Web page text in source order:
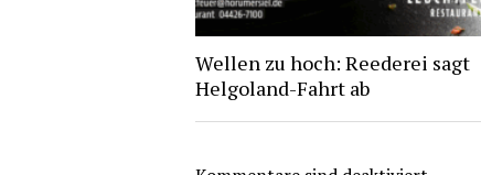
Wellen zu hoch: Reederei sagt
Helgoland-Fahrt ab